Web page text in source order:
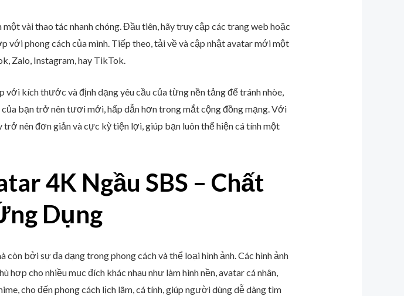
vài thao tác nhanh chóng. Đầu tiên, hãy truy cập các trang web hoặc
với phong cách của mình. Tiếp theo, tải về và cập nhật avatar mới một
Zalo, Instagram, hay TikTok.
với kích thước và định dạng yêu cầu của từng nền tảng để tránh nhòe,
bạn trở nên tươi mới, hấp dẫn hơn trong mắt cộng đồng mạng. Với
trở nên đơn giản và cực kỳ tiện lợi, giúp bạn luôn thể hiện cá tính một
4K Ngầu SBS – Chất
Dụng
bởi sự đa dạng trong phong cách và thể loại hình ảnh. Các hình ảnh
cho nhiều mục đích khác nhau như làm hình nền, avatar cá nhân,
cho đến phong cách lịch lãm, cá tính, giúp người dùng dễ dàng tìm